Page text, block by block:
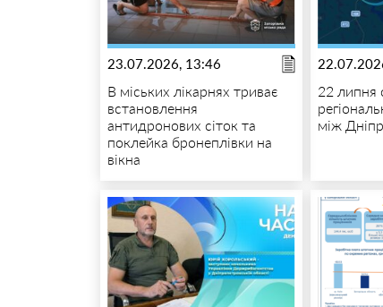
23.07.2026, 13:46
В міських лікарнях триває
встановлення
антидронових сіток та
поклейка бронеплівки на
вікна
22 липня
між